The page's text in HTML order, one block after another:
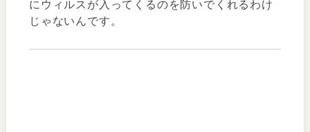
にウィルスが入ってくるのを防いでくれるわけ
じゃないんです。